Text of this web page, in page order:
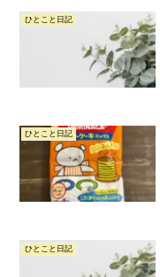
ひとこと日記
ひとこと日記
ひとこと日記